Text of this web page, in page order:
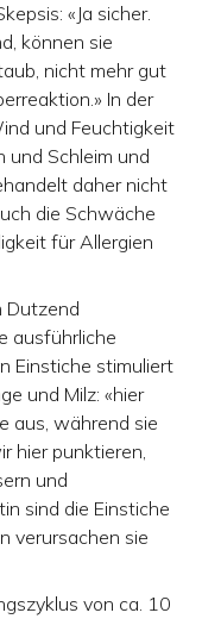
«Ja sicher.
können sie
nicht mehr gut
In der
und Feuchtigkeit
und Schleim und
daher nicht
die Schwäche
für Allergien
Dutzend
ausführliche
Einstiche stimuliert
und Milz: «hier
aus, während sie
hier punktieren,
und
sind die Einstiche
verursachen sie
von ca. 10